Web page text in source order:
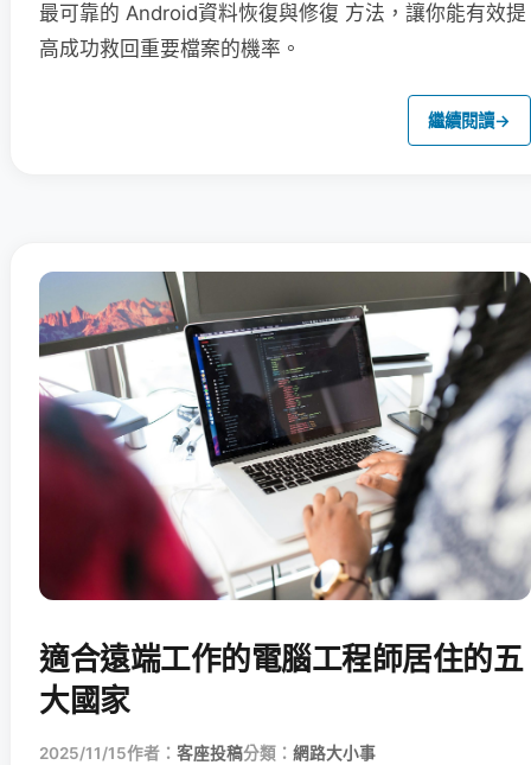
最可靠的 Android資料恢復與修復 方法，讓你能有效提
高成功救回重要檔案的機率。
繼續閱讀→
適合遠端工作的電腦工程師居住的五
大國家
2025/11/15作者： 客座投稿分類： 網路大小事